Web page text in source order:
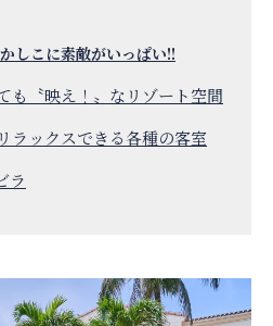
しこに素敵がいっぱい!!
も〝映え！〟なリゾート空間
ラックスできる各種の客室
ラ